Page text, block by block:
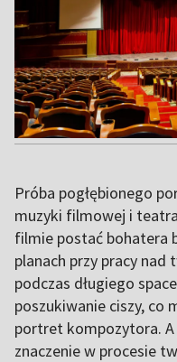
Próba pogłębionego
muzyki filmowej i
filmie postać bohatera
planach przy pracy
podczas długiego
poszukiwanie ciszy, co
portret kompozytora.
znaczenie w procesie